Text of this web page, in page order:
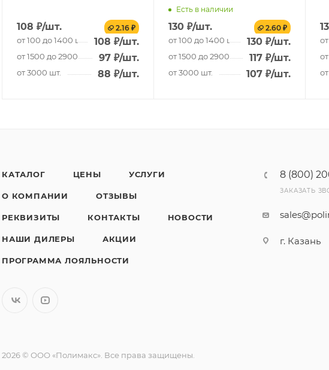
108 ₽/шт. 2.16 ₽
от 100 до 1400 шт. 108 ₽/шт.
от 1500 до 2900 шт. 97 ₽/шт.
от 3000 шт. 88 ₽/шт.
Есть в наличии
130 ₽/шт. 2.60 ₽
от 100 до 1400 шт. 130 ₽/шт.
от 1500 до 2900 шт. 117 ₽/шт.
от 3000 шт. 107 ₽/шт.
КАТАЛОГ ЦЕНЫ УСЛУГИ
О КОМПАНИИ ОТЗЫВЫ
РЕКВИЗИТЫ КОНТАКТЫ НОВОСТИ
НАШИ ДИЛЕРЫ АКЦИИ
ПРОГРАММА ЛОЯЛЬНОСТИ
8 (800)
ЗАКАЗАТЬ
г. Казань
2026 © ООО «Полимакс». Все права защищены.